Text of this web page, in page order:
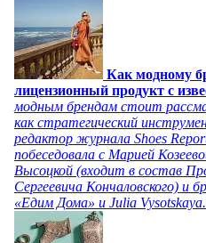
Как модному
лицензионный продукт с
модным брендам стоит
как стратегический
редактор журнала Shoes
побеседовала с Марией
Высоцкой (входит в состав
Сергеевича Кончаловского) и
«Едим Дома» и Julia Vysotskaya.